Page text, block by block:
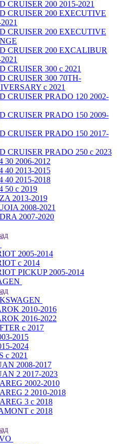
CRUISER 200 2015-2021
CRUISER 200 EXECUTIVE
CRUISER 200 EXECUTIVE
CRUISER 200 EXCALIBUR
CRUISER 300 с 2021
CRUISER 300 70TH-
с 2021
CRUISER PRADO 120 2002-
CRUISER PRADO 150 2009-
CRUISER PRADO 150 2017-
CRUISER PRADO 250 с 2023
30 2006-2012
40 2013-2015
40 2015-2018
50 с 2019
2013-2019
2008-2021
2007-2020
2005-2014
с 2014
PICKUP 2005-2014
2010-2016
2016-2022
с 2017
2015
2024
с 2021
2008-2017
2 2017-2023
2002-2010
2 2010-2018
3 с 2018
с 2018